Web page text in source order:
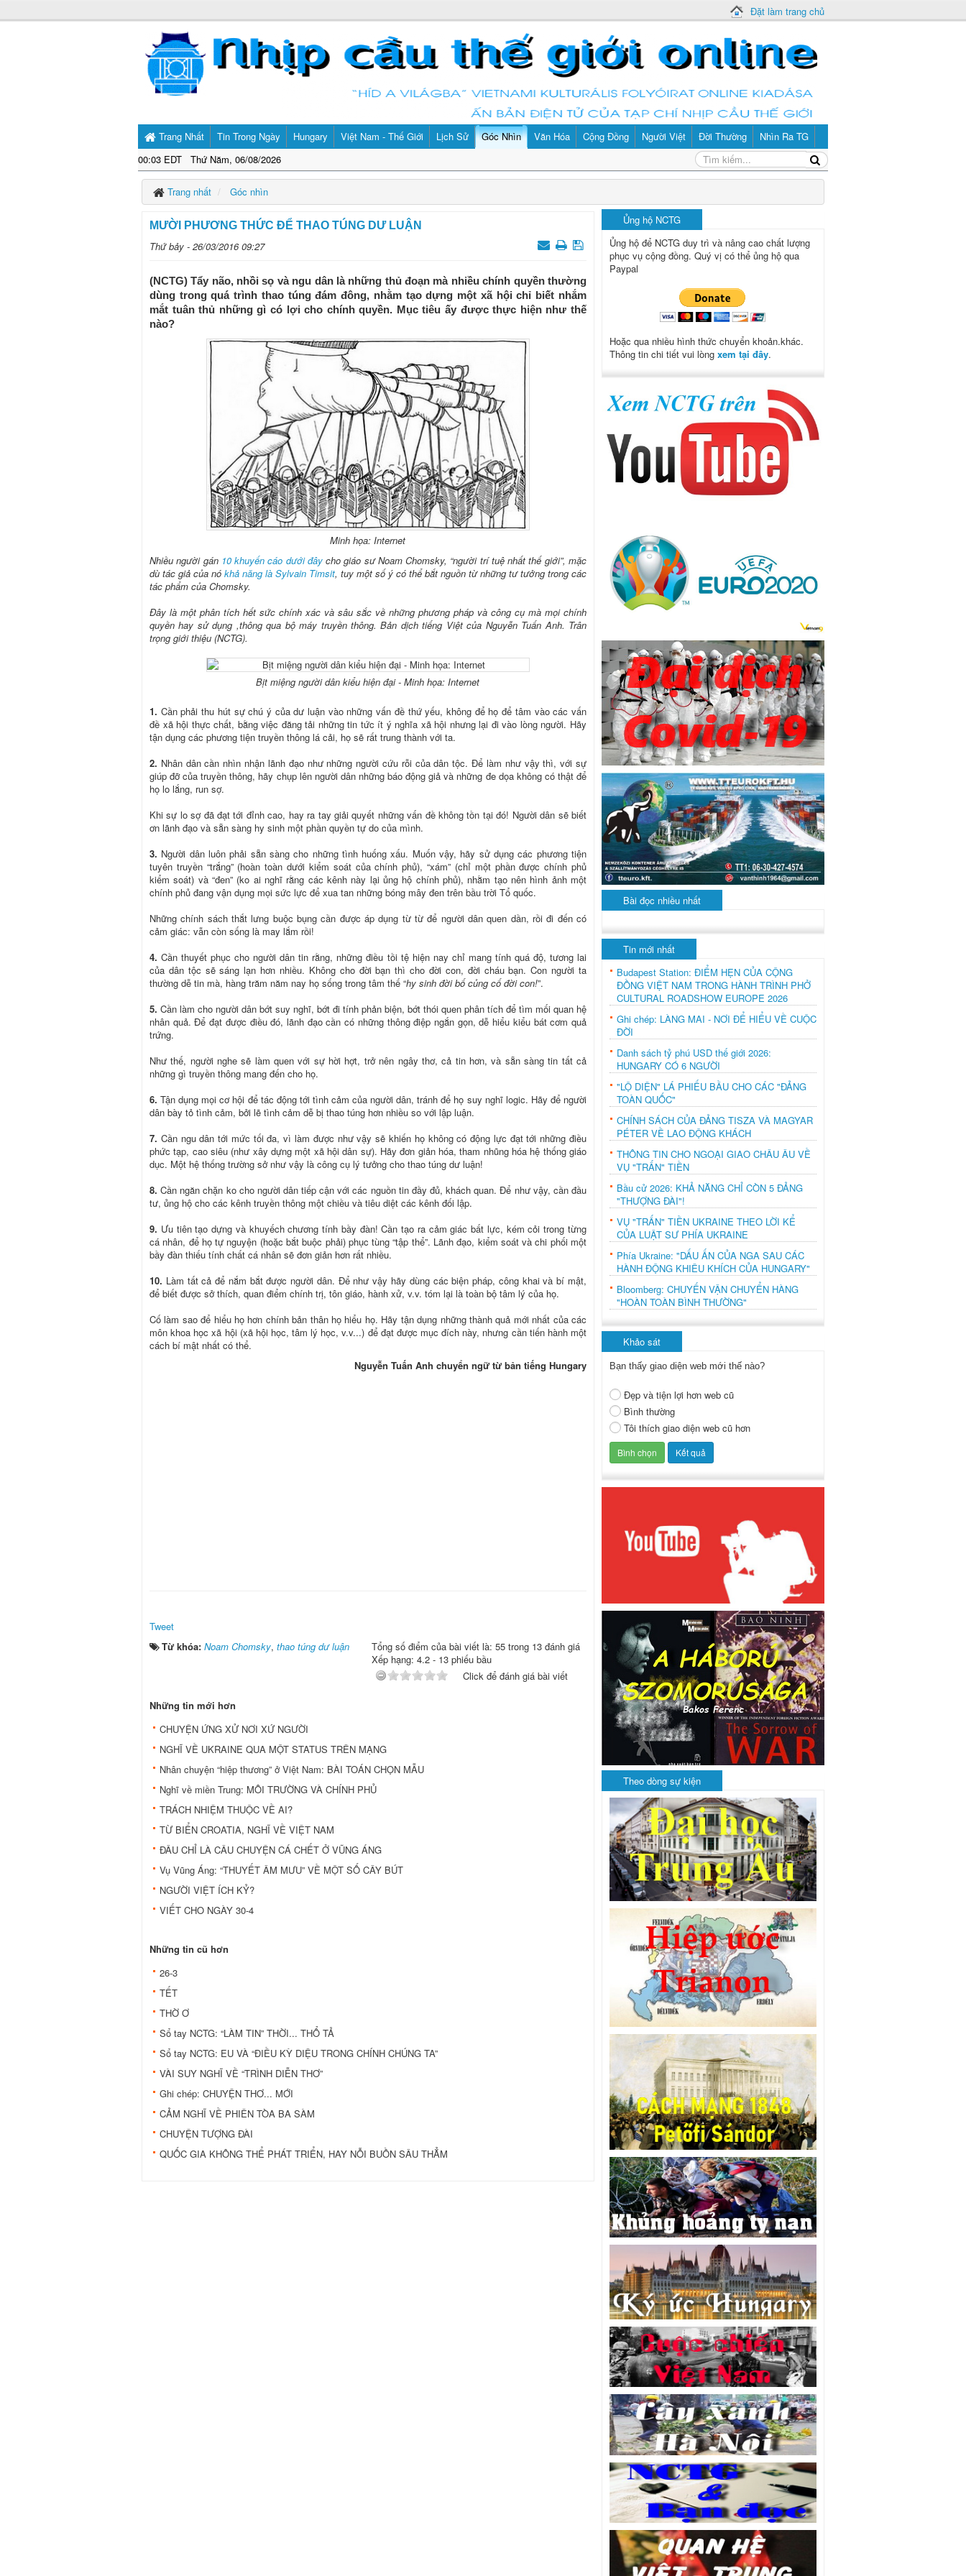
Đặt làm trang chủ
Trang Nhất
00:03 EDT Thứ Năm, 06/08/2026
Tin Trong Ngày Hungary Việt Nam - Thế Giới Lịch Sử Góc Nhìn Văn Hóa Cộng Đồng Người Việt Đời Thường Nhìn Ra TG
Trang nhất Góc nhìn
MƯỜI PHƯƠNG THỨC ĐỂ THAO TÚNG DƯ LUẬN
Thứ bảy - 26/03/2016 09:27
(NCTG) Tẩy não, nhồi sọ và ngu dân là những thủ đoạn mà nhiều chính quyền thường
dùng trong quá trình thao túng đám đông, nhằm tạo dựng một xã hội chỉ biết nhắm
mắt tuân thủ những gì có lợi cho chính quyền. Mục tiêu ấy được thực hiện như thế
nào?
Minh họa: Internet
Nhiều người gán 10 khuyến cáo dưới đâycho giáo sư Noam Chomsky, “người trí tuệ nhất thế giới”, mặc
dù tác giả của nó khả năng là Sylvain Timsit, tuy một số ý có thể bắt nguồn từ những tư tưởng trong các
tác phẩm của Chomsky.
Đây là một phân tích hết sức chính xác và sâu sắc về những phương pháp và công cụ mà mọi chính
quyền hay sử dụng ,thông qua bộ máy truyền thông. Bản dịch tiếng Việt của Nguyễn Tuấn Anh. Trân
trọng giới thiệu (NCTG).
Bịt miệng người dân kiểu hiện đại - Minh họa: Internet
1. Cần phải thu hút sự chú ý của dư luận vào những vấn đề thứ yếu, không để họ để tâm vào các vấn
đề xã hội thực chất, bằng việc đăng tải những tin tức ít ý nghĩa xã hội nhưng lại đi vào lòng người. Hãy
tận dụng các phương tiện truyền thông lá cải, họ sẽ rất trung thành với ta.
2. Nhân dân cần nhìn nhận lãnh đạo như những người cứu rỗi của dân tộc. Để làm như vậy thì, với sự
giúp đỡ của truyền thông, hãy chụp lên người dân những báo động giả và những đe dọa không có thật để
họ lo lắng, run sợ.
Khi sự lo sợ đã đạt tới đỉnh cao, hay ra tay giải quyết những vấn đề không tồn tại đó! Người dân sẽ biết
ơn lãnh đạo và sẵn sàng hy sinh một phần quyền tự do của mình.
3. Người dân luôn phải sẵn sàng cho những tình huống xấu. Muốn vậy, hãy sử dụng các phương tiện
tuyên truyền “trắng” (hoàn toàn dưới kiểm soát của chính phủ), “xám” (chỉ một phần được chính phủ
kiểm soát) và “đen” (ko ai nghĩ rằng các kênh này lại ủng hộ chính phủ), nhằm tạo nên hình ảnh một
chính phủ đang vận dụng mọi sức lực để xua tan những bóng mây đen trên bầu trời Tổ quốc.
Những chính sách thắt lưng buộc bụng cần được áp dụng từ từ để người dân quen dần, rồi đi đến có
cảm giác: vẫn còn sống là may lắm rồi!
4. Cần thuyết phục cho người dân tin rằng, những điều tồi tệ hiện nay chỉ mang tính quá độ, tương lai
của dân tộc sẽ sáng lạn hơn nhiều. Không cho đời bạn thì cho đời con, đời cháu bạn. Con người ta
thường dễ tin mà, hàng trăm năm nay họ sống trong tâm thế “hy sinh đời bố củng cố đời con!”.
5. Cần làm cho người dân bớt suy nghĩ, bớt đi tính phản biện, bớt thói quen phân tích để tìm mối quan hệ
nhân quả. Để đạt được điều đó, lãnh đạo cần có những thông điệp ngắn gọn, dễ hiểu kiểu bát cơm quả
trứng.
Như thế, người nghe sẽ làm quen với sự hời hợt, trở nên ngây thơ, cả tin hơn, và sẵn sàng tin tất cả
những gì truyền thông mang đến cho họ.
6. Tận dụng mọi cơ hội để tác động tới tình cảm của người dân, tránh để họ suy nghĩ logic. Hãy để người
dân bày tỏ tình cảm, bởi lẽ tình cảm dễ bị thao túng hơn nhiều so với lập luận.
7. Cần ngu dân tới mức tối đa, vì làm được như vậy sẽ khiến họ không có động lực đạt tới những điều
phức tạp, cao siêu (như xây dựng một xã hội dân sự). Hãy đơn giản hóa, tham nhũng hóa hệ thống giáo
dục. Một hệ thống trường sở như vậy là công cụ lý tưởng cho thao túng dư luận!
8. Cần ngăn chặn ko cho người dân tiếp cận với các nguồn tin đầy đủ, khách quan. Để như vậy, cần đầu
tư, ủng hộ cho các kênh truyền thông một chiều và tiêu diệt các kênh đối lập.
9. Ưu tiên tạo dựng và khuyếch chương tính bầy đàn! Cần tạo ra cảm giác bất lực, kém cỏi trong từng
cá nhân, để họ tự nguyện (hoặc bắt buộc phải) phục tùng “tập thể”. Lãnh đạo, kiểm soát và chi phối một
bầy đàn thiếu tính chất cá nhân sẽ đơn giản hơn rất nhiều.
10. Làm tất cả để nắm bắt được người dân. Để như vậy hãy dùng các biện pháp, công khai và bí mật,
để biết được sở thích, quan điểm chính trị, tôn giáo, hành xử, v.v. tóm lại là toàn bộ tâm lý của họ.
Cố làm sao để hiểu họ hơn chính bản thân họ hiểu họ. Hãy tận dụng những thành quả mới nhất của các
môn khoa học xã hội (xã hội học, tâm lý học, v.v...) để đạt được mục đích này, nhưng cần tiến hành một
cách bí mật nhất có thể.
Nguyễn Tuấn Anh chuyển ngữ từ bản tiếng Hungary
Tweet
Từ khóa: Noam Chomsky, thao túng dư luận
Tổng số điểm của bài viết là: 55 trong 13 đánh giá
Xếp hạng: 4.2- 13phiếu bầu
Click để đánh giá bài viết
Những tin mới hơn
CHUYỆN ỨNG XỬ NƠI XỨ NGƯỜI
NGHĨ VỀ UKRAINE QUA MỘT STATUS TRÊN MẠNG
Nhân chuyện “hiệp thương” ở Việt Nam: BÀI TOÁN CHỌN MẪU
Nghĩ về miền Trung: MÔI TRƯỜNG VÀ CHÍNH PHỦ
TRÁCH NHIỆM THUỘC VỀ AI?
TỪ BIỂN CROATIA, NGHĨ VỀ VIỆT NAM
ĐÂU CHỈ LÀ CÂU CHUYỆN CÁ CHẾT Ở VŨNG ÁNG
Vụ Vũng Áng: “THUYẾT ÂM MƯU” VỀ MỘT SỐ CÂY BÚT
NGƯỜI VIỆT ÍCH KỶ?
VIẾT CHO NGÀY 30-4
Những tin cũ hơn
26-3
TẾT
THỜ Ơ
Sổ tay NCTG: “LÀM TIN” THỜI... THỔ TẢ
Sổ tay NCTG: EU VÀ “ĐIỀU KỲ DIỆU TRONG CHÍNH CHÚNG TA”
VÀI SUY NGHĨ VỀ “TRÌNH DIỄN THƠ”
Ghi chép: CHUYỆN THƠ... MỚI
CẢM NGHĨ VỀ PHIÊN TÒA BA SÀM
CHUYỆN TƯỢNG ĐÀI
QUỐC GIA KHÔNG THỂ PHÁT TRIỂN, HAY NỖI BUỒN SÂU THẲM
Ủng hộ NCTG
Ủng hộ để NCTG duy trì và nâng cao chất lượng
phục vụ cộng đồng. Quý vị có thể ủng hộ qua
Paypal
Hoặc qua nhiều hình thức chuyển khoản.khác.
Thông tin chi tiết vui lòng xem tại đây.
Bài đọc nhiều nhất
Tin mới nhất
Budapest Station: ĐIỂM HẸN CỦA CỘNG
ĐỒNG VIỆT NAM TRONG HÀNH TRÌNH PHỞ
CULTURAL ROADSHOW EUROPE 2026
Ghi chép: LÀNG MAI - NƠI ĐỂ HIỂU VỀ CUỘC
ĐỜI
Danh sách tỷ phú USD thế giới 2026:
HUNGARY CÓ 6 NGƯỜI
"LỘ DIỆN" LÁ PHIẾU BẦU CHO CÁC "ĐẢNG
TOÀN QUỐC"
CHÍNH SÁCH CỦA ĐẢNG TISZA VÀ MAGYAR
PÉTER VỀ LAO ĐỘNG KHÁCH
THÔNG TIN CHO NGOẠI GIAO CHÂU ÂU VỀ
VỤ "TRẤN" TIỀN
Bầu cử 2026: KHẢ NĂNG CHỈ CÒN 5 ĐẢNG
"THƯỢNG ĐÀI"!
VỤ "TRẤN" TIỀN UKRAINE THEO LỜI KỂ
CỦA LUẬT SƯ PHÍA UKRAINE
Phía Ukraine: "DẤU ẤN CỦA NGA SAU CÁC
HÀNH ĐỘNG KHIÊU KHÍCH CỦA HUNGARY"
Bloomberg: CHUYẾN VẬN CHUYỂN HÀNG
"HOÀN TOÀN BÌNH THƯỜNG"
Khảo sát
Bạn thấy giao diện web mới thế nào?
Đẹp và tiện lợi hơn web cũ
Bình thường
Tôi thích giao diện web cũ hơn
Theo dòng sự kiện